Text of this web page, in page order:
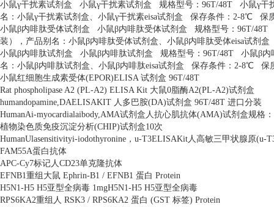
小鼠γ干扰素试剂盒 小鼠γ干扰素试剂盒 规格型号： 96T/48T
小鼠γ干
名：小鼠γ干扰素试剂盒、小鼠γ干扰素eisa试剂盒 保存条件： 2-8℃
保
小鼠β内啡肽受体试剂盒
小鼠β内啡肽受体试剂盒 规格型号： 96T/48T
装），产品别名：小鼠β内啡肽受体试剂盒、小鼠β内啡肽受体eisa试剂盒
小鼠β内啡肽试剂盒
小鼠β内啡肽试剂盒 规格型号： 96T/48T
小鼠β内
名：小鼠β内啡肽试剂盒、小鼠β内啡肽eisa试剂盒 保存条件： 2-8℃
保
小鼠红细胞生成素受体(EPOR)ELISA 试剂盒 96T/48T
Rat phospholipase A2 (PL-A2) ELISA Kit 大鼠0脂酶A2(PL-A2)试剂盒
humandopamine,DAELISAKIT 人多巴胺(DA)试剂盒 96T/48T 进口分装
HumanAi-myocardialaibody,AMA试剂盒人抗心肌抗体(AMA)试剂盒规格：
植物染色质免疫沉淀分析(CHIP)试剂盒10次
HumanUlasensitivityi-iodothyronine ， u-T3ELISAKit人高敏三甲状腺原(u-
FAM55A蛋白抗体
APC-Cy7标记人CD23单克隆抗体
EFNB1重组大鼠 Ephrin-B1 / EFNB1 蛋白 Protein
H5N1-H5 H5亚型全病毒 1mgH5N1-H5 H5亚型全病毒
RPS6KA2重组人 RSK3 / RPS6KA2 蛋白 (GST 标签) Protein